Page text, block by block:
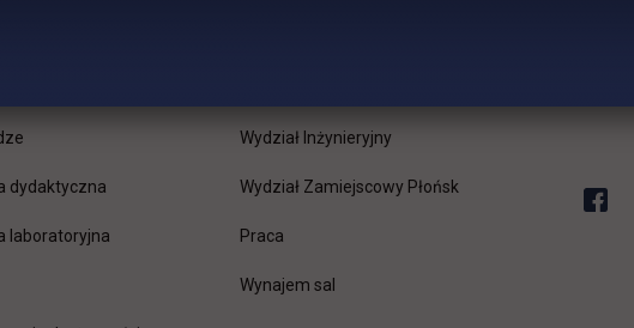
dydaktyczna
laboratoryjna
Wydział Inżynieryjny
Wydział Zamiejscowy Płońsk
Pracalink otwiera się w nowej karcie
Wynajem sal